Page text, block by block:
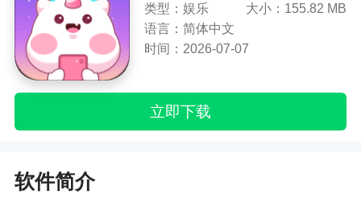
类型：娱乐
大小：155.82 MB
语言：简体中文
时间：2026-07-07
立即下载
软件简介